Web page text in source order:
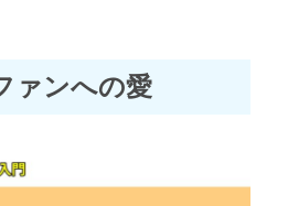
ァンへの愛